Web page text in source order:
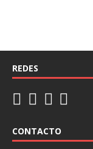
REDES
CONTACTO